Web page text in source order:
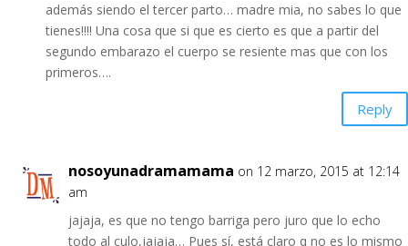
además siendo el tercer parto… madre mia, no sabes lo que
tienes!!!! Una cosa que si que es cierto es que a partir del
segundo embarazo el cuerpo se resiente mas que con los
primeros….
Reply
nosoyunadramamama on 12 marzo, 2015 at 12:14
am
jajaja, es que no tengo barriga pero juro que lo echo
todo al culo,jajaja… Pues sí, está claro q no es lo mismo